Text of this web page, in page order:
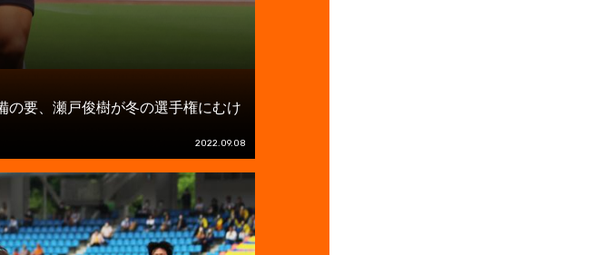
の要、瀬戸俊樹が冬の選手権にむけ
2022.09.08